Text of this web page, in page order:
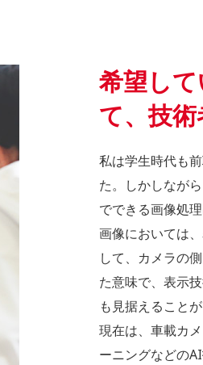
希望し
て、技
私は学生時代も
た。しかしなが
でできる画像処
画像においては
して、カメラの
た意味で、表示
も見据えること
現在は、車載カ
ーニングなどの